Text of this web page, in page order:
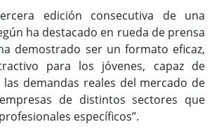
edición consecutiva de una
ha destacado en rueda de prensa
demostrado ser un formato eficaz,
para los jóvenes, capaz de
las demandas reales del mercado de
de distintos sectores que
específicos”.